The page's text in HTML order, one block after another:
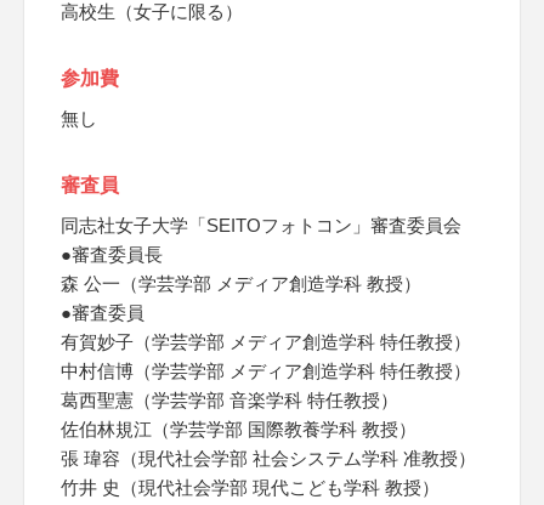
高校生（女子に限る）
参加費
無し
審査員
同志社女子大学「SEITOフォトコン」審査委員会
●審査委員長
森 公一（学芸学部 メディア創造学科 教授）
●審査委員
有賀妙子（学芸学部 メディア創造学科 特任教授）
中村信博（学芸学部 メディア創造学科 特任教授）
葛西聖憲（学芸学部 音楽学科 特任教授）
佐伯林規江（学芸学部 国際教養学科 教授）
張 瑋容（現代社会学部 社会システム学科 准教授）
竹井 史（現代社会学部 現代こども学科 教授）